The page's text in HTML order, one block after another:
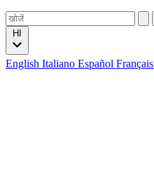
English Italiano Español Français